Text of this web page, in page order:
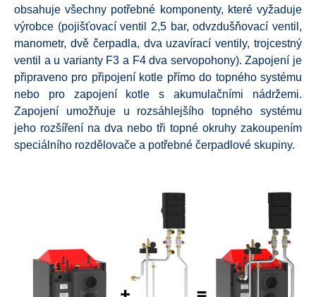
obsahuje všechny potřebné komponenty, které vyžaduje
výrobce (pojišťovací ventil 2,5 bar, odvzdušňovací ventil,
manometr, dvě čerpadla, dva uzavírací ventily, trojcestný
ventil a u varianty F3 a F4 dva servopohony). Zapojení je
připraveno pro připojení kotle přímo do topného systému
nebo pro zapojení kotle s akumulačními nádržemi.
Zapojení umožňuje u rozsáhlejšího topného systému
jeho rozšíření na dva nebo tři topné okruhy zakoupením
speciálního rozdělovače a potřebné čerpadlové skupiny.